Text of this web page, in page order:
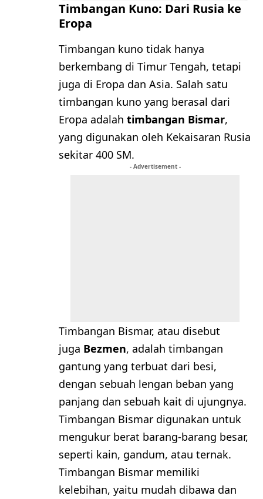
Timbangan Kuno: Dari Rusia ke
Eropa
Timbangan kuno tidak hanya
berkembang di Timur Tengah, tetapi
juga di Eropa dan Asia. Salah satu
timbangan kuno yang berasal dari
Eropa adalah timbangan Bismar,
yang digunakan oleh Kekaisaran Rusia
sekitar 400 SM.
- Advertisement -
Timbangan Bismar, atau disebut
juga Bezmen, adalah timbangan
gantung yang terbuat dari besi,
dengan sebuah lengan beban yang
panjang dan sebuah kait di ujungnya.
Timbangan Bismar digunakan untuk
mengukur berat barang-barang besar,
seperti kain, gandum, atau ternak.
Timbangan Bismar memiliki
kelebihan, yaitu mudah dibawa dan